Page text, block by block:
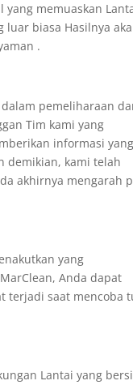
yang memuaskan
biasa Hasilnya
.
pemeliharaan
Tim kami yang
informasi yang
demikian, kami telah
akhirnya mengarah
yang
Anda dapat
terjadi saat mencoba
Lantai yang